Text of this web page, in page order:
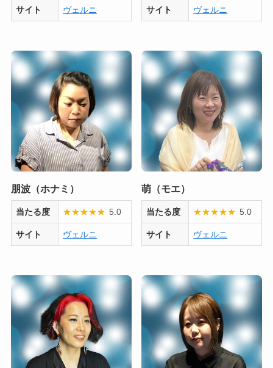
サイト ヴェルニ サイト ヴェルニ
朋波（ホナミ）
当たる度 ★★★★★ 5.0
サイト ヴェルニ
萌（モエ）
当たる度 ★★★★★ 5.0
サイト ヴェルニ